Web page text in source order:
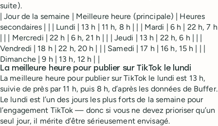
suite).
| Jour de la semaine | Meilleure heure (principale) | Heures
secondaires | | | Lundi | 13 h | 11 h, 8 h | | | Mardi | 6 h | 22 h, 7 h
| | | Mercredi | 22 h | 6 h, 21 h | | | Jeudi | 13 h | 22 h, 6 h | | |
Vendredi | 18 h | 22 h, 20 h | | | Samedi | 17 h | 16 h, 15 h | | |
Dimanche | 9 h | 13 h, 12 h | |
La meilleure heure pour publier sur TikTok le lundi
La meilleure heure pour publier sur TikTok le lundi est 13 h,
suivie de près par 11 h, puis 8 h, d’après les données de Buffer.
Le lundi est l’un des jours les plus forts de la semaine pour
l’engagement TikTok — donc si vous ne devez prioriser qu’un
seul jour, il mérite d’être sérieusement envisagé.